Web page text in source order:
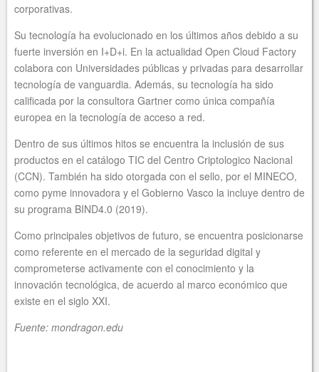
corporativas.
Su tecnología ha evolucionado en los últimos años debido a su
fuerte inversión en I+D+i. En la actualidad Open Cloud Factory
colabora con Universidades públicas y privadas para desarrollar
tecnología de vanguardia. Además, su tecnología ha sido
calificada por la consultora Gartner como única compañía
europea en la tecnología de acceso a red.
Dentro de sus últimos hitos se encuentra la inclusión de sus
productos en el catálogo TIC del Centro Criptologico Nacional
(CCN). También ha sido otorgada con el sello, por el MINECO,
como pyme innovadora y el Gobierno Vasco la incluye dentro de
su programa BIND4.0 (2019).
Como principales objetivos de futuro, se encuentra posicionarse
como referente en el mercado de la seguridad digital y
comprometerse activamente con el conocimiento y la
innovación tecnológica, de acuerdo al marco económico que
existe en el siglo XXI.
Fuente: mondragon.edu